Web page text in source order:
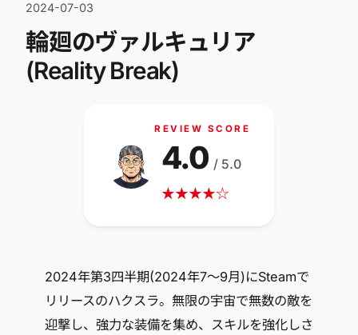
2024-07-03
輪廻のヴァルキュリア
(Reality Break)
REVIEW SCORE
★★★★☆
4.0 / 5.0
2024年第3四半期(2024年7～9月)にSteamで
リリースのハクスラ。無限の宇宙で無数の敵を
迎撃し、強力な装備を集め、スキルを強化しさ